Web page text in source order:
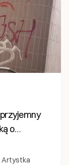
o
Artystka